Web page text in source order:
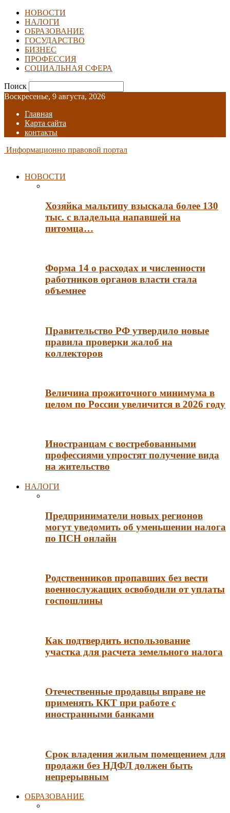
НОВОСТИ
НАЛОГИ
ОБРАЗОВАНИЕ
ГОСУДАРСТВО
БИЗНЕС
ПРОФЕССИЯ
СОЦИАЛЬНАЯ СФЕРА
Поиск
Воскресенье, 9 августа, 2026
Главная
Карта сайта
контакты
Информационно правовой портал
НОВОСТИ
Хозяйка мальтипу взыскала более 130
тыс. с владельца напавшей на
питомца…
Форма 14 о расходах и численности
работников органов власти стала
объемнее
Правительство РФ утвердило новые
правила проверки жалоб на
коллекторов
Величина прожиточного минимума в
целом по России увеличится в 2026 году
Иностранцам с востребованными
профессиями упростят получение вида
на жительство
НАЛОГИ
Предприниматели новых регионов
могут уведомить об уменьшении налога
по ПСН онлайн
Родственников пропавших без вести
военнослужащих освободили от уплаты
госпошлины
Как подтвердить использование
участка для расчета земельного налога
Отечественные продавцы вправе не
применять ККТ при работе с
иностранными банками
Срок владения жилым помещением для
продажи без НДФЛ должен быть
непрерывным
ОБРАЗОВАНИЕ